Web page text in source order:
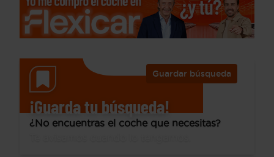
Guardar búsqueda
¡Guarda tu búsqueda!
¿No encuentras el coche que necesitas?